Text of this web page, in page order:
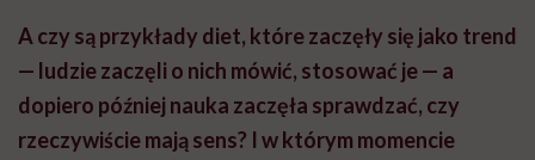
A czy są przykłady diet, które zaczęły się jako trend
— ludzie zaczęli o nich mówić, stosować je — a
dopiero później nauka zaczęła sprawdzać, czy
rzeczywiście mają sens? I w którym momencie